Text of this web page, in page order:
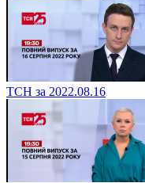
ТСН за 2022.08.16